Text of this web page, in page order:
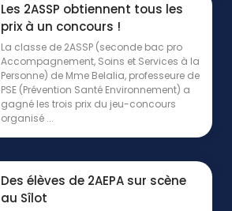
Les 2ASSP obtiennent tous les
prix à un concours !
La classe de 2ASSP (seconde bac pro
Accompagnement, Soins et Services à la
Personne) de Mme Belalia, professeure de
PSE (Prévention Santé Environnement) a
gagné les trois prix du jeu-concours
organisé ...
Des élèves de 2AEPA sur scène
au Sîlot